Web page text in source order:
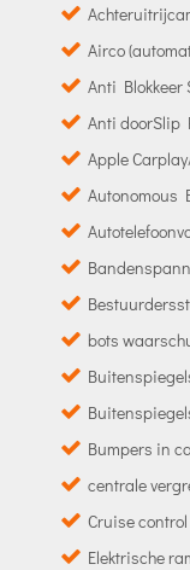
Airco
Anti Blokkeer
Anti doorSlip
Apple
Autonomous
bots
Bumpers in
centrale
Cruise control
Elektrische